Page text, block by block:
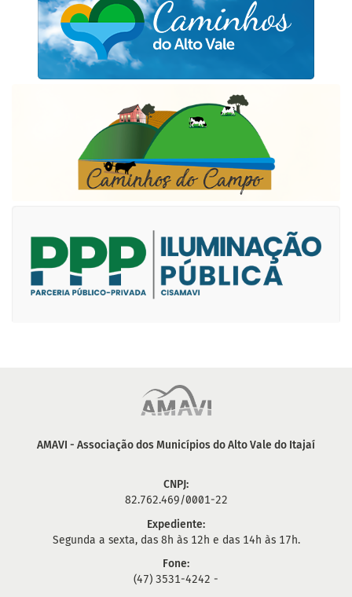
AMAVI - Associação dos Municípios do Alto Vale do Itajaí
CNPJ:
82.762.469/0001-22
Expediente:
Segunda a sexta, das 8h às 12h e das 14h às 17h.
Fone:
(47) 3531-4242 -